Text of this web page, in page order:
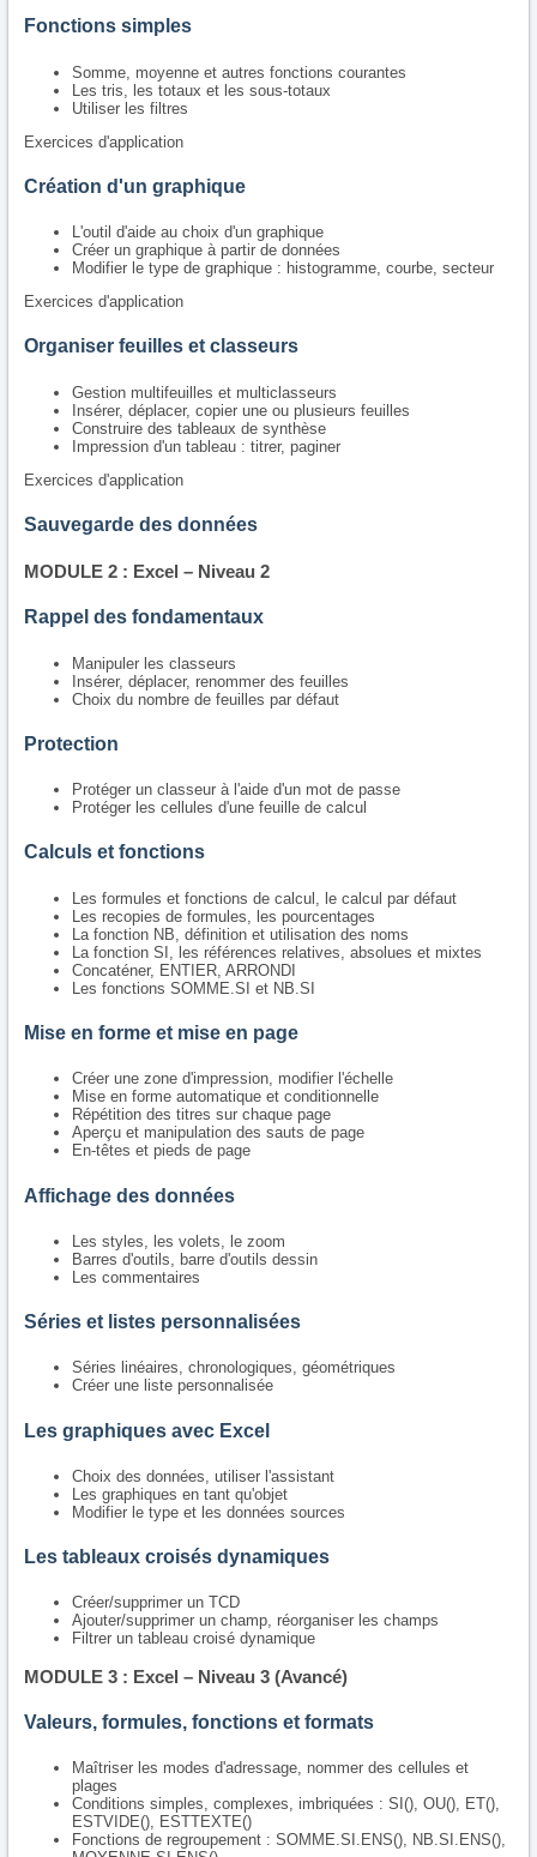
Fonctions simples
Somme, moyenne et autres fonctions courantes
Les tris, les totaux et les sous-totaux
Utiliser les filtres
Exercices d'application
Création d'un graphique
L'outil d'aide au choix d'un graphique
Créer un graphique à partir de données
Modifier le type de graphique : histogramme, courbe, secteur
Exercices d'application
Organiser feuilles et classeurs
Gestion multifeuilles et multiclasseurs
Insérer, déplacer, copier une ou plusieurs feuilles
Construire des tableaux de synthèse
Impression d'un tableau : titrer, paginer
Exercices d'application
Sauvegarde des données
MODULE 2 : Excel – Niveau 2
Rappel des fondamentaux
Manipuler les classeurs
Insérer, déplacer, renommer des feuilles
Choix du nombre de feuilles par défaut
Protection
Protéger un classeur à l'aide d'un mot de passe
Protéger les cellules d'une feuille de calcul
Calculs et fonctions
Les formules et fonctions de calcul, le calcul par défaut
Les recopies de formules, les pourcentages
La fonction NB, définition et utilisation des noms
La fonction SI, les références relatives, absolues et mixtes
Concaténer, ENTIER, ARRONDI
Les fonctions SOMME.SI et NB.SI
Mise en forme et mise en page
Créer une zone d'impression, modifier l'échelle
Mise en forme automatique et conditionnelle
Répétition des titres sur chaque page
Aperçu et manipulation des sauts de page
En-têtes et pieds de page
Affichage des données
Les styles, les volets, le zoom
Barres d'outils, barre d'outils dessin
Les commentaires
Séries et listes personnalisées
Séries linéaires, chronologiques, géométriques
Créer une liste personnalisée
Les graphiques avec Excel
Choix des données, utiliser l'assistant
Les graphiques en tant qu'objet
Modifier le type et les données sources
Les tableaux croisés dynamiques
Créer/supprimer un TCD
Ajouter/supprimer un champ, réorganiser les champs
Filtrer un tableau croisé dynamique
MODULE 3 : Excel – Niveau 3 (Avancé)
Valeurs, formules, fonctions et formats
Maîtriser les modes d'adressage, nommer des cellules et
plages
Conditions simples, complexes, imbriquées : SI(), OU(), ET(),
ESTVIDE(), ESTTEXTE()
Fonctions de regroupement : SOMME.SI.ENS(), NB.SI.ENS(),